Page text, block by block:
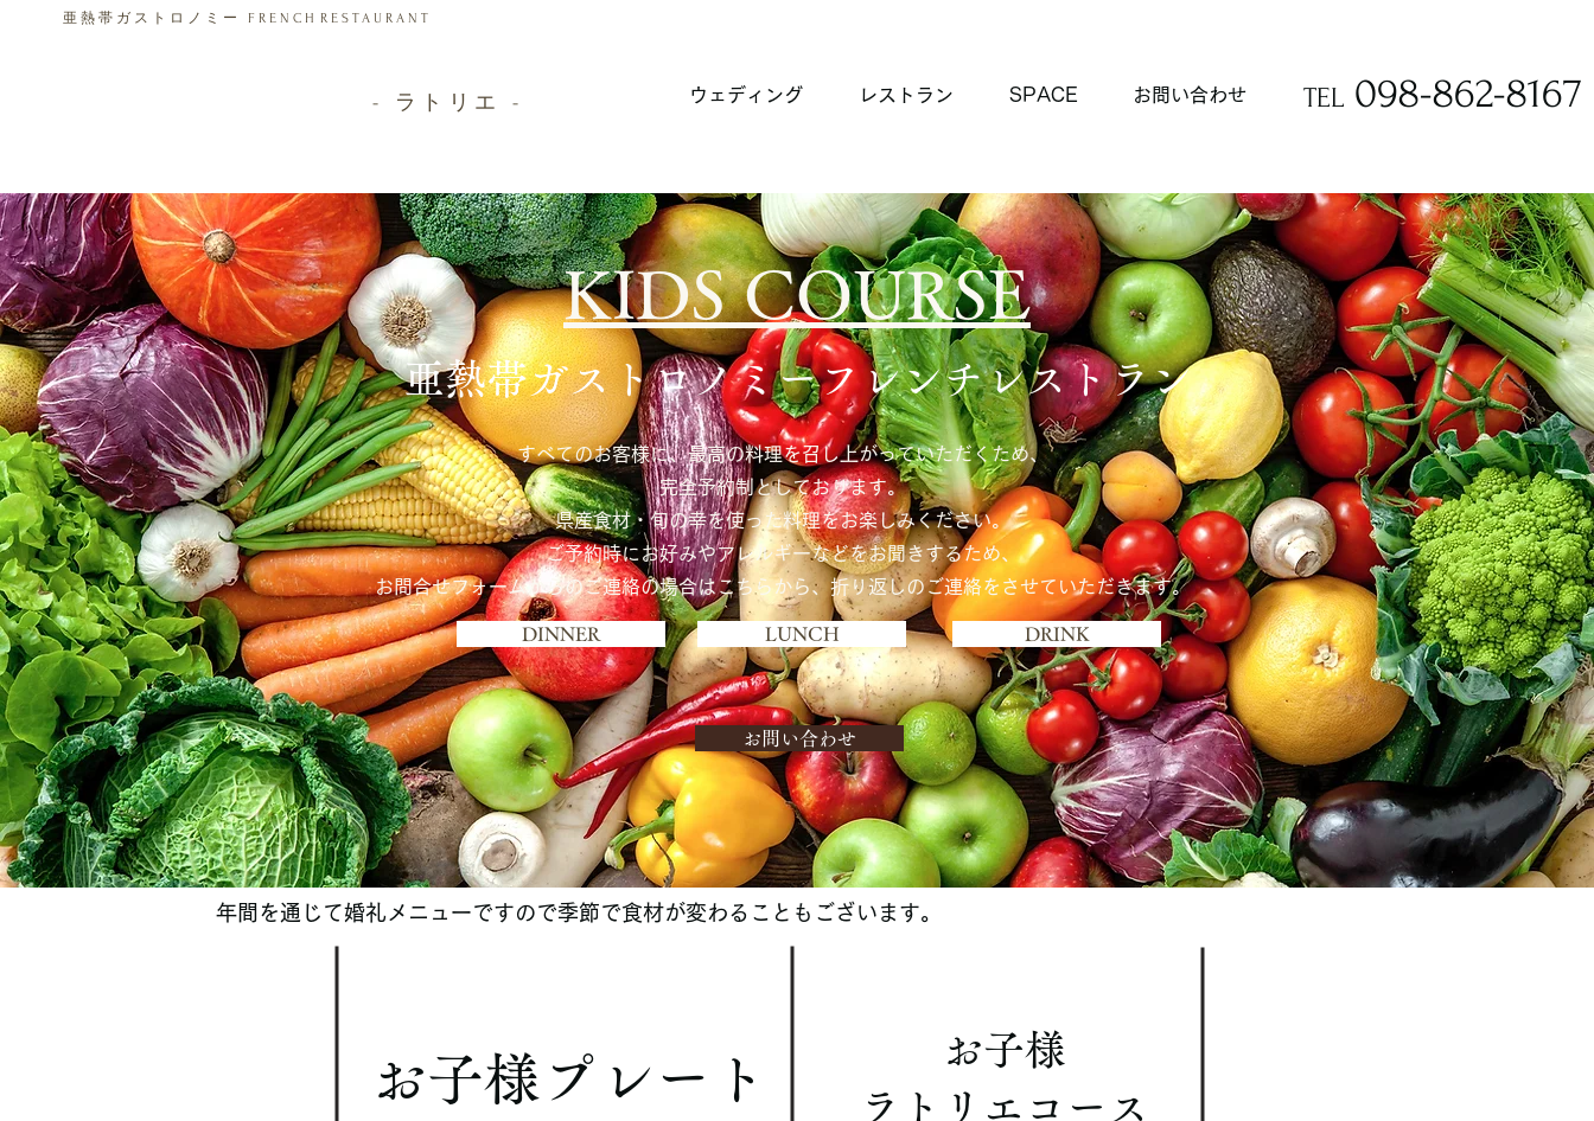
亜熱帯ガストロノミー FRENCH RESTAURANT
- ラトリエ - ウェディング レストラン SPACE お問い合わせ TEL 098-862-8167
KIDS COURSE
亜熱帯ガストロノミーフレンチレストラン
すべてのお客様に、最高の料理を召し上がっていただくため、
完全予約制としております。
県産食材・旬の幸を使った料理をお楽しみください。
ご予約時に​お好みやアレルギーなどをお聞きするため、
お問合せフォームからのご連絡の場合はこちらから、折り返しのご連絡をさせていただきます。
DINNER LUNCH DRINK
お問い合わせ
年間を通じて婚礼メニューですので季節で食材が変わることもございます。
お子様プレート
お子様
​ラトリエコース